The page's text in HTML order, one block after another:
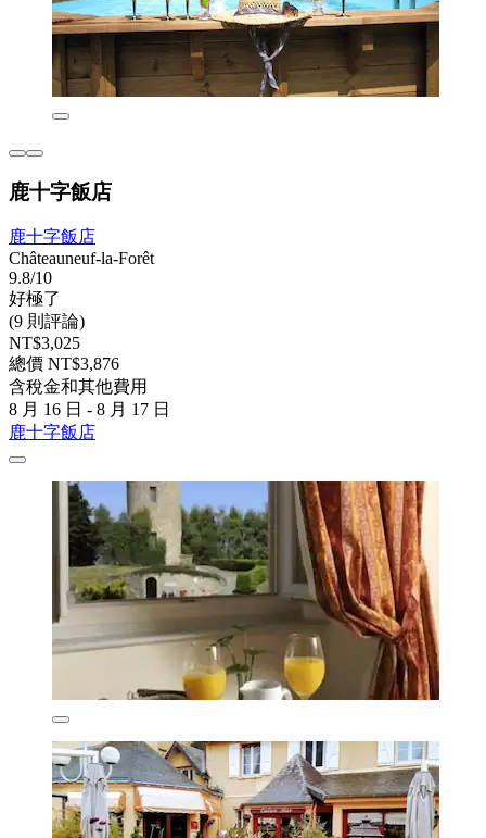
鹿十字飯店
鹿十字飯店
Châteauneuf-la-Forêt
9.8/10
好極了
(9 則評論)
NT$3,025
總價 NT$3,876
含稅金和其他費用
8 月 16 日 - 8 月 17 日
鹿十字飯店